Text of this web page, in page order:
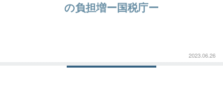
の負担増ー国税庁ー
2023.06.26